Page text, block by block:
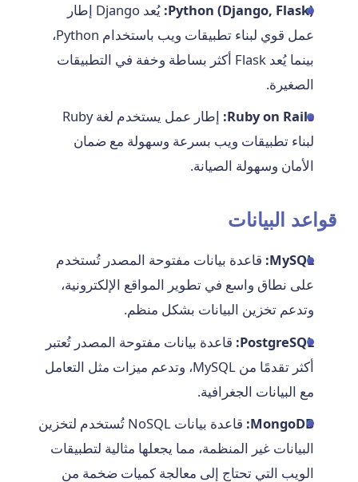
Python (Django, Flask):
يُعد Django إطار
عمل قوي لبناء تطبيقات ويب باستخدام Python،
بينما يُعد Flask أكثر بساطة وخفة في التطبيقات
الصغيرة.
Ruby on Rails:
إطار عمل يستخدم لغة Ruby
لبناء تطبيقات ويب بسرعة وسهولة مع ضمان
الأمان وسهولة الصيانة.
قواعد البيانات
MySQL: قاعدة بيانات مفتوحة المصدر تُستخدم
على نطاق واسع في تطوير المواقع الإلكترونية،
وتدعم تخزين البيانات بشكل منظم.
PostgreSQL: قاعدة بيانات مفتوحة المصدر تُعتبر
أكثر تقدمًا من MySQL، وتدعم ميزات مثل التعامل
مع البيانات الجغرافية.
MongoDB:
قاعدة بيانات NoSQL تُستخدم لتخزين
البيانات غير المنظمة، مما يجعلها مثالية لتطبيقات
الويب التي تحتاج إلى معالجة كميات ضخمة من